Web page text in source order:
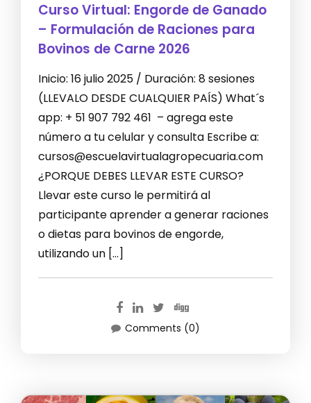
Curso Virtual: Engorde de Ganado
– Formulación de Raciones para
Bovinos de Carne 2026
Inicio: 16 julio 2025 / Duración: 8 sesiones
(LLEVALO DESDE CUALQUIER PAÍS) What´s
app: + 51 907 792 461 – agrega este
número a tu celular y consulta Escribe a:
cursos@escuelavirtualagropecuaria.com
¿PORQUE DEBES LLEVAR ESTE CURSO?
Llevar este curso le permitirá al
participante aprender a generar raciones
o dietas para bovinos de engorde,
utilizando un […]
Comments (0)